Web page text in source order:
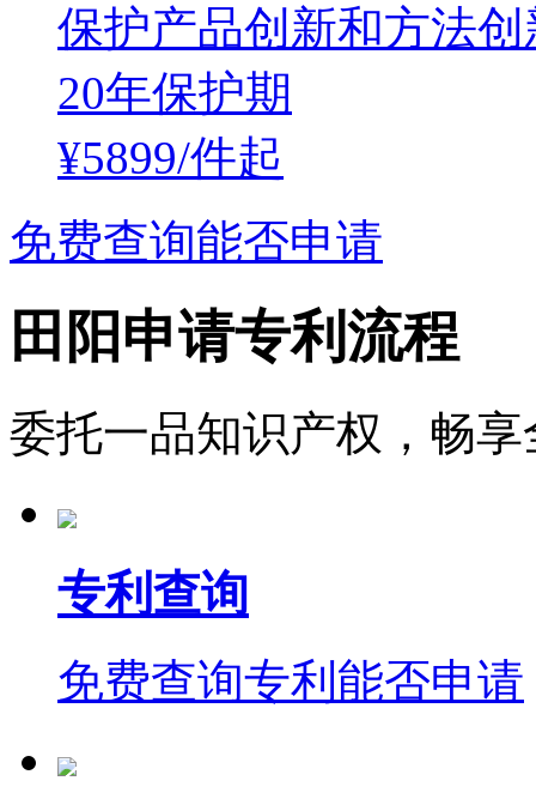
保护产品创新和方法创
20年保护期
¥5899/件起
免费查询能否申请
田阳申请专利流程
委托一品知识产权，畅
专利查询
免费查询专利能否申请